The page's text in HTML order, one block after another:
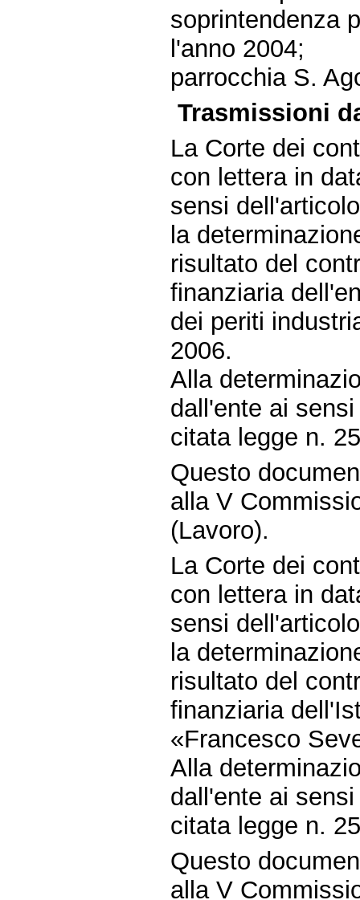
soprintendenza
l'anno 2004;
parrocchia S.
Trasmissioni
La Corte dei
con lettera in
sensi
la
risultato del
finanziaria
dei periti
2006.
Alla
dall'ente ai
citata legge n.
Questo
alla V
(Lavoro).
La Corte dei
con lettera in
sensi
la
risultato del
finanziaria
«Francesco
Alla
dall'ente ai
citata legge n.
Questo
alla V